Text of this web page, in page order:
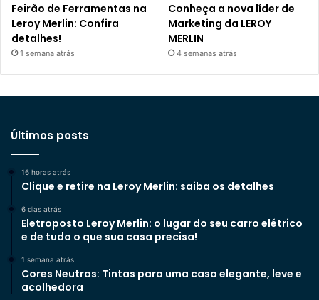
Feirão de Ferramentas na
Leroy Merlin: Confira
detalhes!
1 semana atrás
Conheça a nova líder de
Marketing da LEROY
MERLIN
4 semanas atrás
Últimos posts
16 horas atrás
Clique e retire na Leroy Merlin: saiba os detalhes
6 dias atrás
Eletroposto Leroy Merlin: o lugar do seu carro elétrico
e de tudo o que sua casa precisa!
1 semana atrás
Cores Neutras: Tintas para uma casa elegante, leve e
acolhedora